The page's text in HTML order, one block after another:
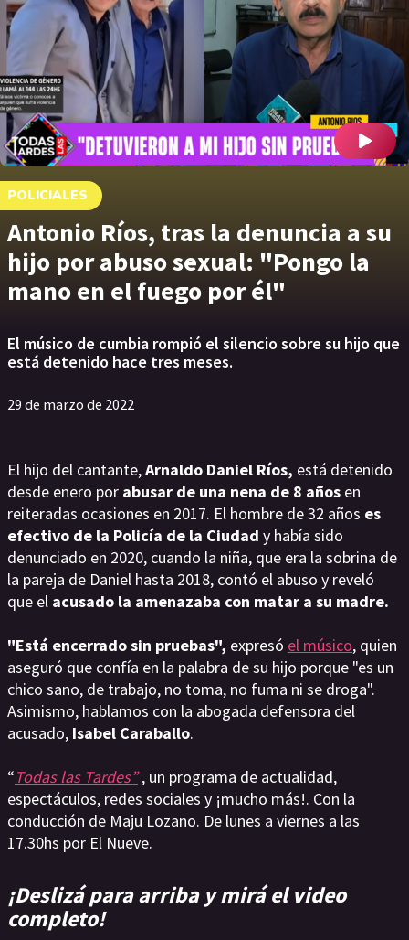
POLICIALES
Antonio Ríos, tras la denuncia a su
hijo por abuso sexual: "Pongo la
mano en el fuego por él"
El músico de cumbia rompió el silencio sobre su hijo que
está detenido hace tres meses.
29 de marzo de 2022
El hijo del cantante,Arnaldo Daniel Ríos, está detenido
desde enero por abusar de una nena de 8 años en
reiteradas ocasiones en 2017. El hombre de 32 años es
efectivo de la Policía de la Ciudad y había sido
denunciado en 2020, cuando la niña, que era la sobrina de
la pareja de Daniel hasta 2018, contó el abuso y reveló
que el acusado la amenazaba con matar a su madre.
"Está encerrado sin pruebas", expresó el músico, quien
aseguró que confía en la palabra de su hijo porque "es un
chico sano, de trabajo, no toma, no fuma ni se droga".
Asimismo, hablamos con la abogada defensora del
acusado, Isabel Caraballo.
“Todas las Tardes”, un programa de actualidad,
espectáculos, redes sociales y ¡mucho más!. Con la
conducción de Maju Lozano. De lunes a viernes a las
17.30hs por El Nueve.
¡Deslizá para arriba y mirá el video
completo!